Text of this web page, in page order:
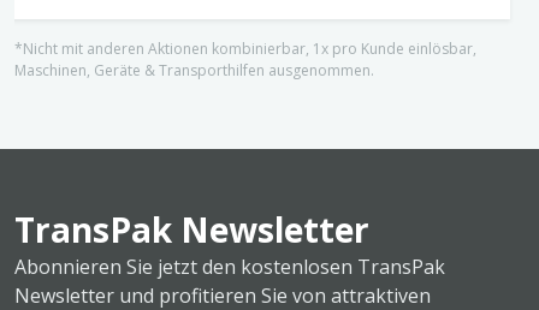
*Nicht mit anderen Aktionen kombinierbar, 1x pro Kunde einlösbar,
Maschinen, Geräte & Transporthilfen ausgenommen.
TransPak Newsletter
Abonnieren Sie jetzt den kostenlosen TransPak
Newsletter und profitieren Sie von attraktiven